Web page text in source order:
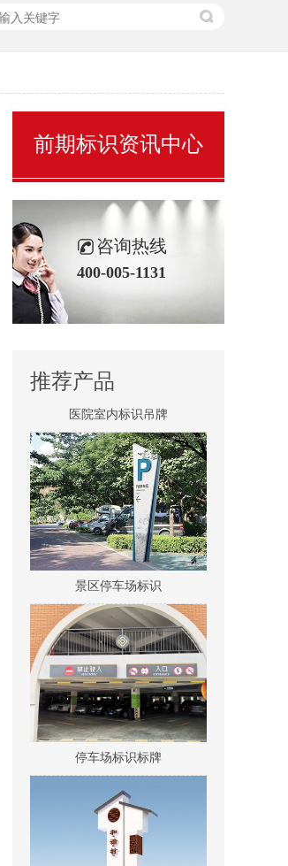
前期标识资讯中心
咨询热线
400-005-1131
推荐产品
景区全景导视
医院室内标识吊牌
景区停车场标识
停车场标识标牌